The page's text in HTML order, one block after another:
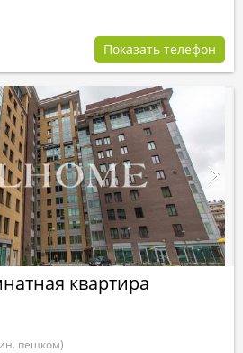
Показать телефон
квартира
пешком)